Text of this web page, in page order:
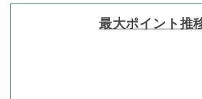
最大ポイント推